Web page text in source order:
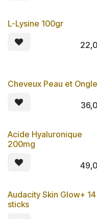
L-Lysine 100gr
Lot
Cheveux Peau et
Lot de 3
Acide Hyaluronique
200mg
Audacity Skin Glow+ 14
sticks